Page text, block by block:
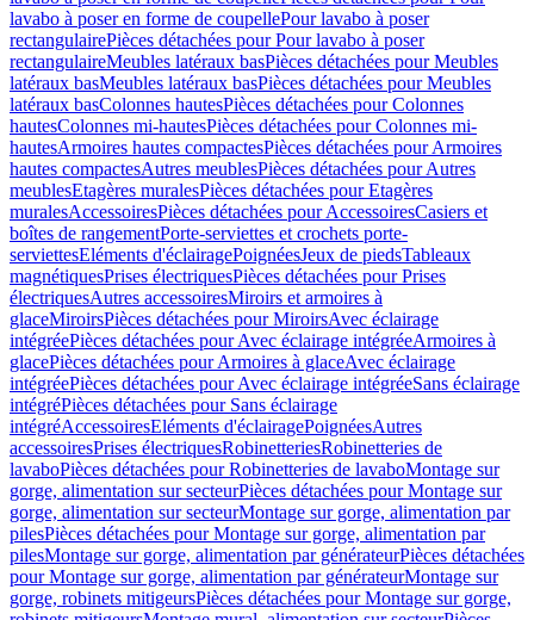
lavabo à poser en forme de coupellePour lavabo à poser
rectangulairePièces détachées pour Pour lavabo à poser
rectangulaireMeubles latéraux basPièces détachées pour Meubles
latéraux basMeubles latéraux basPièces détachées pour Meubles
latéraux basColonnes hautesPièces détachées pour Colonnes
hautesColonnes mi-hautesPièces détachées pour Colonnes mi-
hautesArmoires hautes compactesPièces détachées pour Armoires
hautes compactesAutres meublesPièces détachées pour Autres
meublesEtagères muralesPièces détachées pour Etagères
muralesAccessoiresPièces détachées pour AccessoiresCasiers et
boîtes de rangementPorte-serviettes et crochets porte-
serviettesEléments d'éclairagePoignéesJeux de piedsTableaux
magnétiquesPrises électriquesPièces détachées pour Prises
électriquesAutres accessoiresMiroirs et armoires à
glaceMiroirsPièces détachées pour MiroirsAvec éclairage
intégréePièces détachées pour Avec éclairage intégréeArmoires à
glacePièces détachées pour Armoires à glaceAvec éclairage
intégréePièces détachées pour Avec éclairage intégréeSans éclairage
intégréPièces détachées pour Sans éclairage
intégréAccessoiresEléments d'éclairagePoignéesAutres
accessoiresPrises électriquesRobinetteriesRobinetteries de
lavaboPièces détachées pour Robinetteries de lavaboMontage sur
gorge, alimentation sur secteurPièces détachées pour Montage sur
gorge, alimentation sur secteurMontage sur gorge, alimentation par
pilesPièces détachées pour Montage sur gorge, alimentation par
pilesMontage sur gorge, alimentation par générateurPièces détachées
pour Montage sur gorge, alimentation par générateurMontage sur
gorge, robinets mitigeursPièces détachées pour Montage sur gorge,